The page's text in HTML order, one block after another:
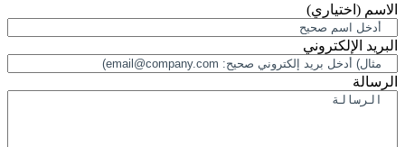
(اختياري)
الإلكتروني